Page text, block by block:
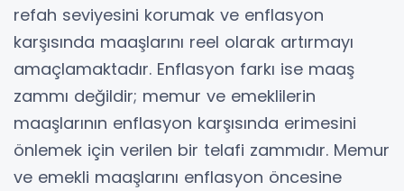
refah seviyesini korumak ve enflasyon
karşısında maaşlarını reel olarak artırmayı
amaçlamaktadır. Enflasyon farkı ise maaş
zammı değildir; memur ve emeklilerin
maaşlarının enflasyon karşısında erimesini
önlemek için verilen bir telafi zammıdır. Memur
ve emekli maaşlarını enflasyon öncesine